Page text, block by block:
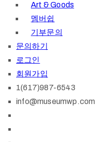
Art & Goods
멤버쉽
기부문의
문의하기
로그인
회원가입
1(617)987-6543
info@museumwp.com